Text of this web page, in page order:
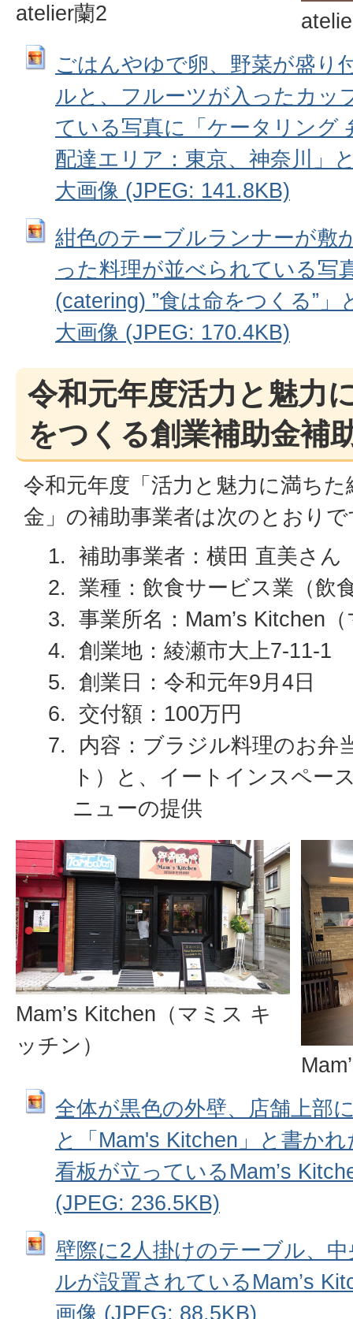
atelier蘭2
ごはんやゆで卵、野菜が盛り
ルと、フルーツが入ったカッ
ている写真に「ケータリング
配達エリア：東京、神奈川」
大画像 (JPEG: 141.8KB)
紺色のテーブルランナーが敷
った料理が並べられている写
(catering) ”食は命をつくる”
大画像 (JPEG: 170.4KB)
令和元年度活力と魅力
をつくる創業補助金補
令和元年度「活力と魅力に満ち
金」の補助事業者は次のとおり
補助事業者：横田 直美さん
業種：飲食サービス業（飲
事業所名：Mam’s Kitchen
創業地：綾瀬市大上7-11-1
創業日：令和元年9月4日
交付額：100万円
内容：ブラジル料理のお弁
ト）と、イートインスペー
ニューの提供
Mam’s Kitchen（マミス キ
ッチン）
全体が黒色の外壁、店舗上部
と「Mam's Kitchen」と書か
看板が立っているMam’s
(JPEG: 236.5KB)
壁際に2人掛けのテーブル、
ルが設置されているMam’s
画像 (JPEG: 88.5KB)